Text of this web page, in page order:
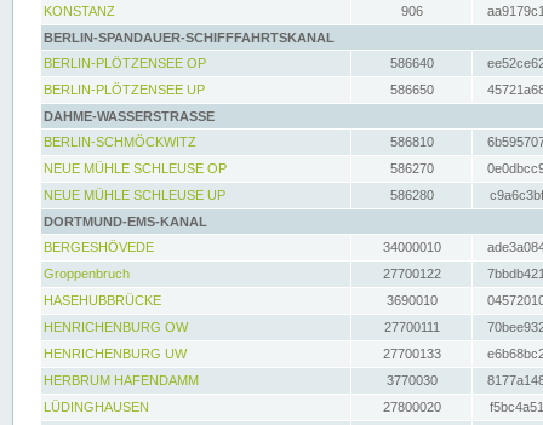
KONSTANZ
906
BERLIN-SPANDAUER-SCHIFFFAHRTSKANAL
BERLIN-PLÖTZENSEE OP
586640
BERLIN-PLÖTZENSEE UP
586650
DAHME-WASSERSTRASSE
BERLIN-SCHMÖCKWITZ
586810
NEUE MÜHLE SCHLEUSE OP
586270
NEUE MÜHLE SCHLEUSE UP
586280
DORTMUND-EMS-KANAL
BERGESHÖVEDE
34000010
Groppenbruch
27700122
HASEHUBBRÜCKE
3690010
HENRICHENBURG OW
27700111
HENRICHENBURG UW
27700133
HERBRUM HAFENDAMM
3770030
LÜDINGHAUSEN
27800020